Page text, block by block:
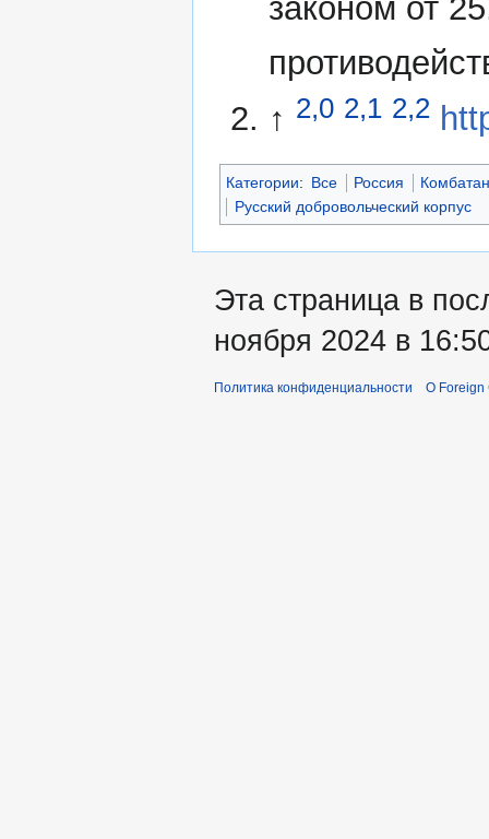
законом от
↑ 2,0 2,1 2,2
Категории: Все Россия
Русский добровольческий корпус
Эта страница в
ноября 2024 в
Политика конфиденциальности О Foreign